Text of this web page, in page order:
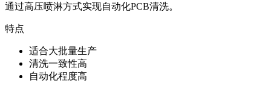
通过高压喷淋方式实现自动化PCB清洗。
特点
适合大批量生产
清洗一致性高
自动化程度高